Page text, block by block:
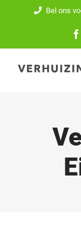
inhoud
Bel ons